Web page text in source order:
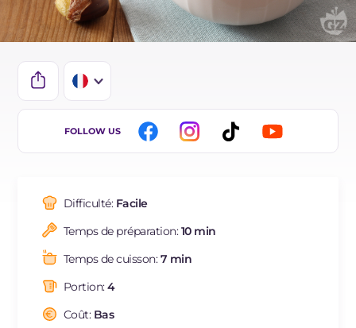
IT
BR
ES
NL
FOLLOW US
Difficulté: Facile
Temps de préparation:10 min
Temps de cuisson:7 min
Portion:4
Coût: Bas